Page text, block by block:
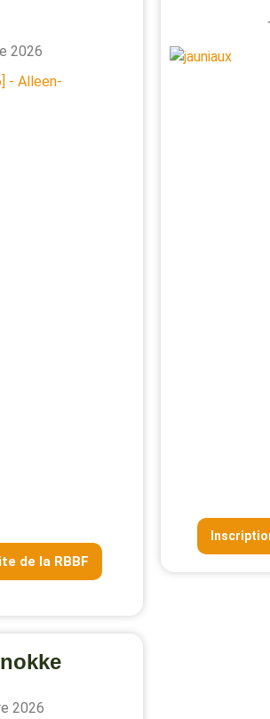
2026
de la RBBF
2026